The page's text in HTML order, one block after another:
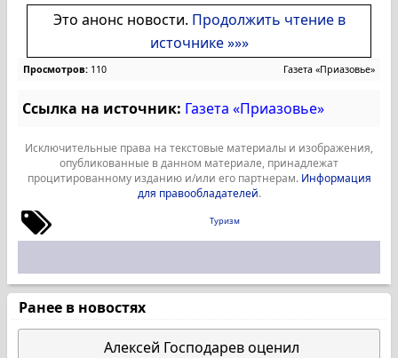
Это анонс новости. Продолжить чтение в
источнике »»»
Просмотров: 110 Газета «Приазовье»
Ссылка на источник: Газета «Приазовье»
Исключительные права на текстовые материалы и изображения,
опубликованные в данном материале, принадлежат
процитированному изданию и/или его партнерам. Информация
для правообладателей.
Туризм
Ранее в новостях
Алексей Господарев оценил